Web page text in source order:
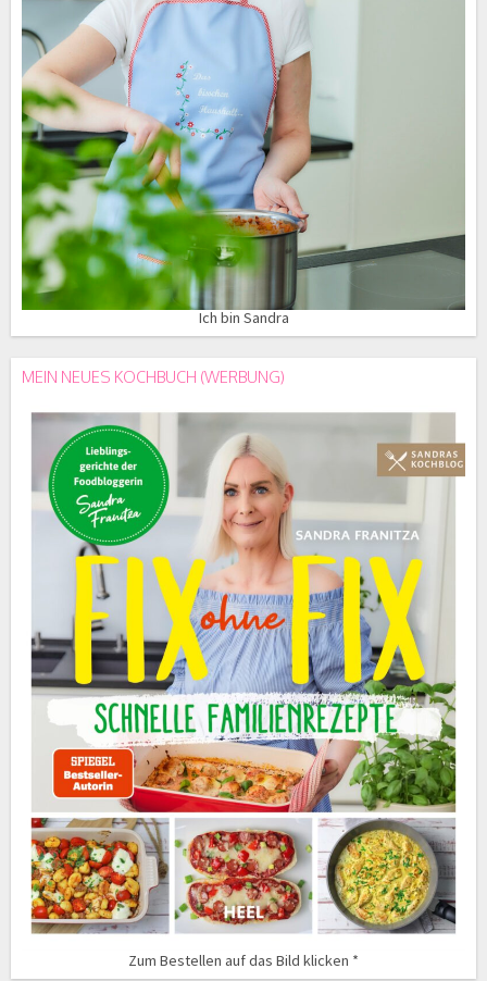
Ich bin Sandra
MEIN NEUES KOCHBUCH (WERBUNG)
Zum Bestellen auf das Bild klicken *